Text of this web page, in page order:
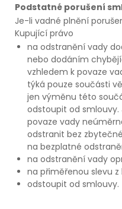
Podstatné porušení
Je-li vadné plnění
Kupující právo
na odstranění vady
nebo dodáním
vzhledem k povaze
týká pouze součásti
jen výměnu této
odstoupit od
povaze vady
odstranit bez
na bezplatné
na odstranění vady
na přiměřenou slevu
odstoupit od smlouvy.